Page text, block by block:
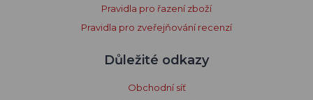
Pravidla pro řazení zboží
Pravidla pro zveřejňování recenzí
Důležité odkazy
Obchodní síť